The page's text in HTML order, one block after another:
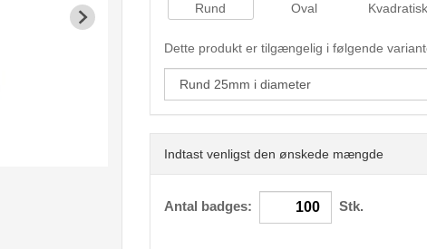
Rund Oval
Dette produkt er tilgængelig i følgende
Indtast venligst den ønskede mængde
Antal badges: Stk.
< /picture>